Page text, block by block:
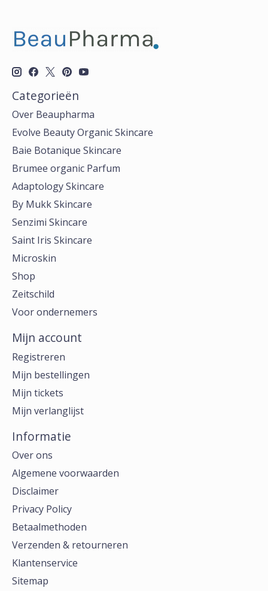
Categorieën
Over Beaupharma
Evolve Beauty Organic Skincare
Baie Botanique Skincare
Brumee organic Parfum
Adaptology Skincare
By Mukk Skincare
Senzimi Skincare
Saint Iris Skincare
Microskin
Shop
Zeitschild
Voor ondernemers
Mijn account
Registreren
Mijn bestellingen
Mijn tickets
Mijn verlanglijst
Informatie
Over ons
Algemene voorwaarden
Disclaimer
Privacy Policy
Betaalmethoden
Verzenden & retourneren
Klantenservice
Sitemap